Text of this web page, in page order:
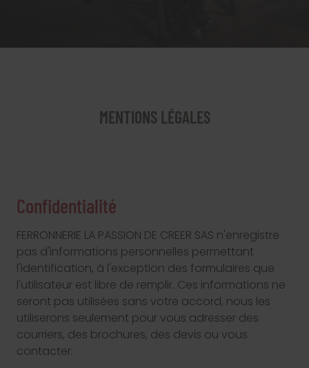
MENTIONS LÉGALES
Confidentialité
FERRONNERIE LA PASSION DE CREER SAS n'enregistre
pas d'informations personnelles permettant
l'identification, à l'exception des formulaires que
l'utilisateur est libre de remplir. Ces informations ne
seront pas utilisées sans votre accord, nous les
utiliserons seulement pour vous adresser des
courriers, des brochures, des devis ou vous
contacter.